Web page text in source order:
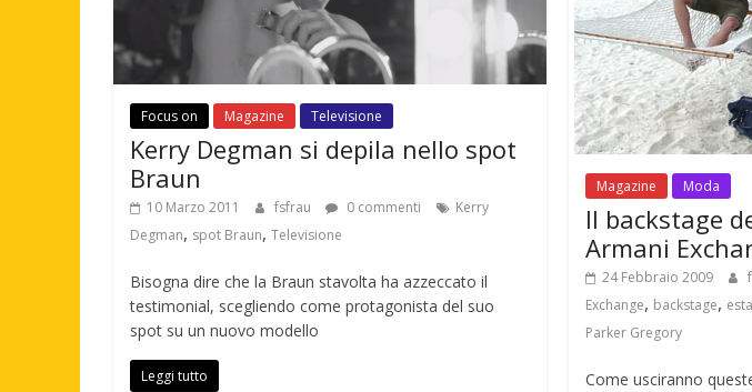
Focus on Magazine Televisione
Kerry Degman si depila nello spot
Braun
10 Marzo 2011 fsfrau 0 commenti
Kerry
Degman, spot Braun, Televisione
Bisogna dire che la Braun stavolta ha azzeccato il
testimonial, scegliendo come protagonista del suo
spot su un nuovo modello
Leggi tutto
Magazine Moda
Il backstage
Armani
24 Febbraio 2009
Exchange, backstage,
Parker Gregory
Come usciranno